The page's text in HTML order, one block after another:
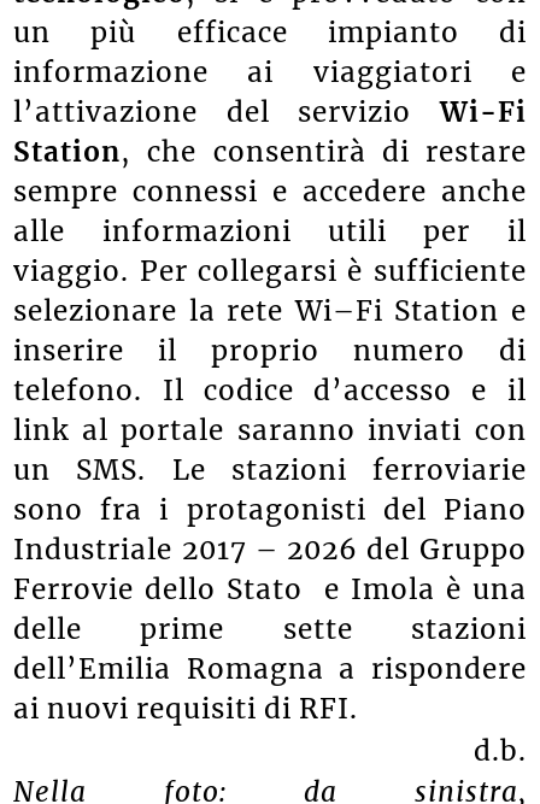
un più efficace impianto di
informazione ai viaggiatori e
l’attivazione del servizioWi-Fi
Station, che consentirà di restare
sempre connessi e accedere anche
alle informazioni utili per il
viaggio. Per collegarsi è sufficiente
selezionare la rete Wi–Fi Station e
inserire il proprio numero di
telefono. Il codice d’accesso e il
link al portale saranno inviati con
un SMS. Le stazioni ferroviarie
sono fra i protagonisti del Piano
Industriale 2017 – 2026 del Gruppo
Ferrovie dello Stato e Imola è una
delle prime sette stazioni
dell’Emilia Romagna a rispondere
ai nuovi requisiti di RFI.
d.b.
Nella foto: da sinistra,